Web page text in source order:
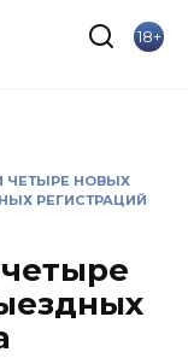
18+
ЧЕТЫРЕ НОВЫХ
РЕГИСТРАЦИЙ